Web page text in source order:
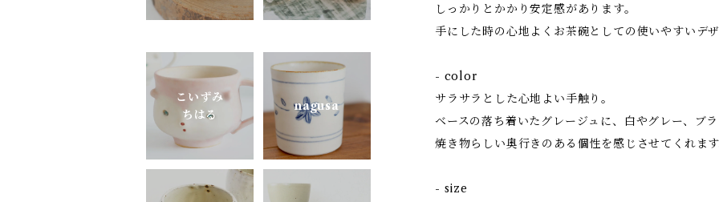
しっかりとかかり安定感があります。
手にした時の心地よくお茶碗としての使いやすいデザ
- color
サラサラとした心地よい手触り。
ベースの落ち着いたグレージュに、白やグレー、ブ
焼き物らしい奥行きのある個性を感じさせてくれます
- size
よしざわ窯
里衣工房
aobapottery
こいずみ
ちはる
nagusa